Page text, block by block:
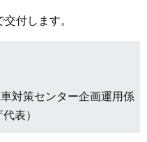
付します。
策センター企画運用係
表）